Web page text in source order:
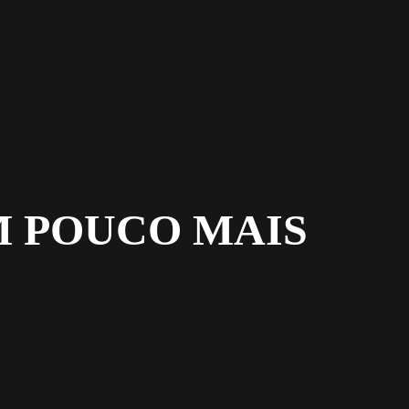
POUCO MAIS